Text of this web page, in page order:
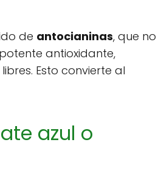
de antocianinas, que no
antioxidante,
Esto convierte al
azul o